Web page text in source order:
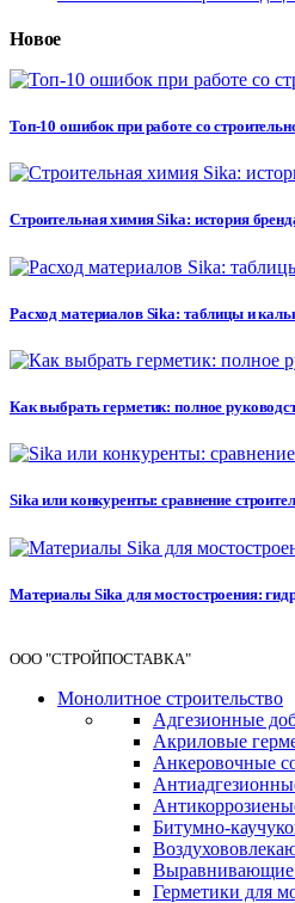
Новое
Топ-10 ошибок при работе со
Строительная химия Sika: история
Расход материалов Sika: таблицы и
Как выбрать герметик: полное
Sika или конкуренты: сравнение
Материалы Sika для мостостроения:
ООО "СТРОЙПОСТАВКА"
Монолитное строительство
Адгезионные
Акриловые
Анкеровочные
Битумно-
Выравнивающие
Герметики для